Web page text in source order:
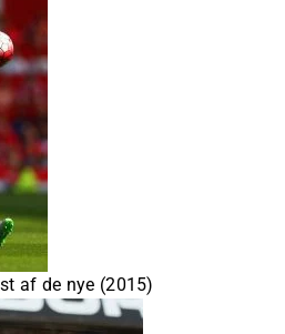
af de nye (2015)